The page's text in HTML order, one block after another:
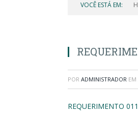
VOCÊ ESTÁ EM:
POR ADMINISTRADOR EM
REQUERIMENTO